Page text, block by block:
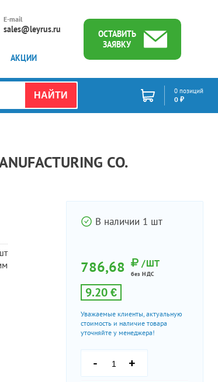
E-mail
sales@leyrus.ru
АКЦИИ
ОСТАВИТЬ
ЗАЯВКУ
НАЙТИ 0 позиций
0 ₽
CO.
В наличии 1 шт
786,68 /ШТ
без НДС
9.20 €
Уважаемые клиенты, актуальную
стоимость и наличие товара
уточняйте у менеджера!
- +